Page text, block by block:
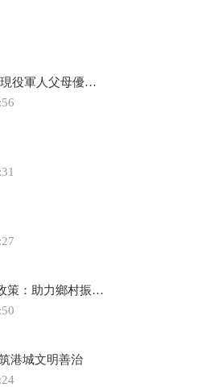
“戎享港城?暖心守護”現役軍人父母優待政策專場解讀
解讀農村宅基地建房政策：助力鄉村振興 保障住房需求
港城文明善治